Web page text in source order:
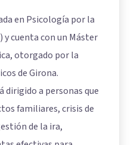
en Psicología por la
y cuenta con un Máster
otorgado por la
de Girona.
dirigido a personas que
familiares, crisis de
de la ira,